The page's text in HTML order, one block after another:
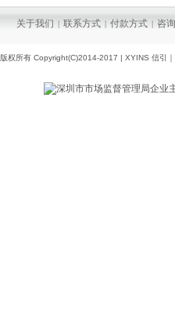
关于我们 | 联系方式 | 付款方式 | 咨
版权所有 Copyright(C)2014-2017 | XYINS 信引｜